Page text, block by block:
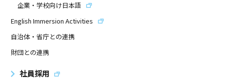
企業・学校向け日本語
English Immersion Activities
自治体・省庁との連携
財団との連携
社員採用